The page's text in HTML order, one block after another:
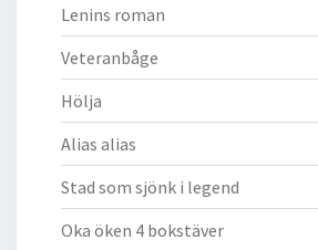
Lenins roman
Veteranbåge
Hölja
Alias alias
Stad som sjönk i legend
Oka öken 4 bokstäver